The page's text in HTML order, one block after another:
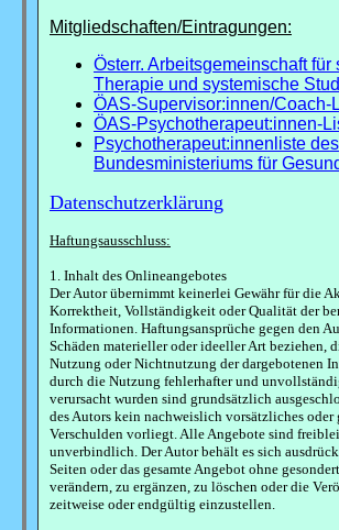
Mitgliedschaften/Eintragungen:
Österr. Arbeitsgemeinschaft für
Therapie und systemische
ÖAS-Supervisor:innen/Coach-
ÖAS-Psychotherapeut:innen-
Psychotherapeut:innenliste des
Bundesministeriums für
Datenschutzerklärung
Haftungsausschluss:
1. Inhalt des Onlineangebotes
Der Autor übernimmt keinerlei Gewähr für die
Korrektheit, Vollständigkeit oder Qualität der
Informationen. Haftungsansprüche gegen den
Schäden materieller oder ideeller Art beziehen,
Nutzung oder Nichtnutzung der dargebotenen
durch die Nutzung fehlerhafter und
verursacht wurden sind grundsätzlich
des Autors kein nachweislich vorsätzliches oder
Verschulden vorliegt. Alle Angebote sind
unverbindlich. Der Autor behält es sich
Seiten oder das gesamte Angebot ohne
verändern, zu ergänzen, zu löschen oder die
zeitweise oder endgültig einzustellen.